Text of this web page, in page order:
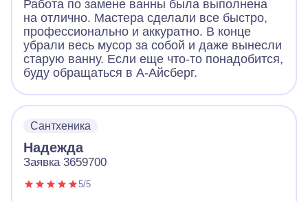
Работа по замене ванны была выполнена
на отлично. Мастера сделали все быстро,
профессионально и аккуратно. В конце
убрали весь мусор за собой и даже вынесли
старую ванну. Если еще что-то понадобится,
буду обращаться в А-Айсберг.
Сантхеника
Надежда
Заявка 3659700
5/5